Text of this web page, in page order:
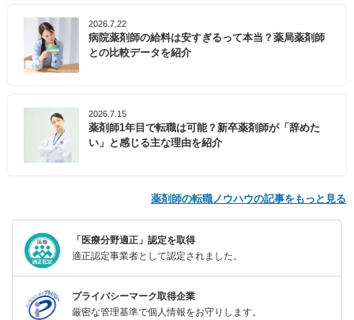
2026.7.22
病院薬剤師の給料は安すぎるって本当？薬局薬剤師
との比較データを紹介
2026.7.15
薬剤師1年目で転職は可能？新卒薬剤師が「辞めた
い」と感じる主な理由を紹介
薬剤師の転職ノウハウの記事をもっと見る
「医療分野適正」認定を取得
適正認定事業者として認定されました。
プライバシーマーク取得企業
厳密な管理基準で個人情報をお守りします。